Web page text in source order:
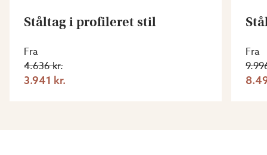
Ståltag i profileret stil
Fra
4.636 kr.
3.941 kr.
Fra